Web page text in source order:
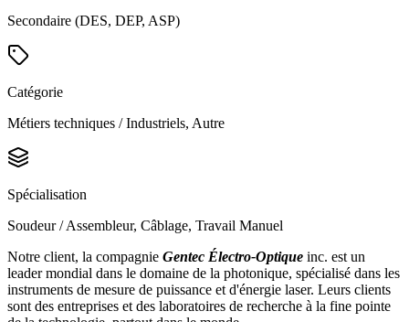
Secondaire (DES, DEP, ASP)
Catégorie
Métiers techniques / Industriels, Autre
Spécialisation
Soudeur / Assembleur, Câblage, Travail Manuel
Notre client, la compagnie Gentec Électro-Optique inc. est un
leader mondial dans le domaine de la photonique, spécialisé dans les
instruments de mesure de puissance et d'énergie laser. Leurs clients
sont des entreprises et des laboratoires de recherche à la fine pointe